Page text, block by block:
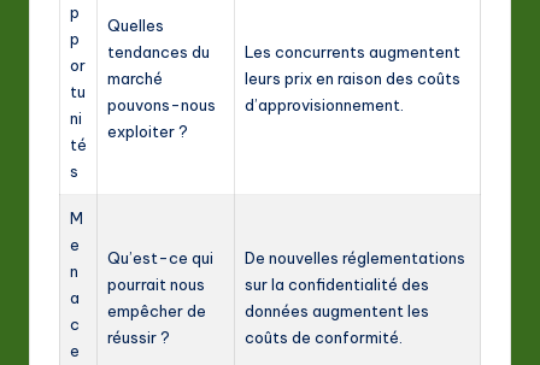
p
p
or
tu
ni
té
s
Quelles
tendances du
marché
pouvons-nous
exploiter ?
Les concurrents augmentent
leurs prix en raison des coûts
d’approvisionnement.
M
e
n
a
c
e
Qu’est-ce qui
pourrait nous
empêcher de
réussir ?
De nouvelles réglementations
sur la confidentialité des
données augmentent les
coûts de conformité.